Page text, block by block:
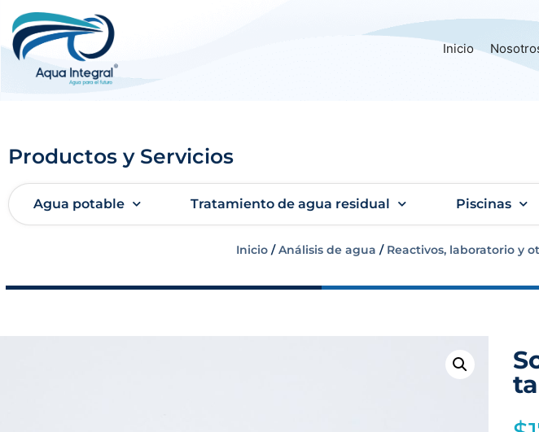
Inicio
Productos y Servicios
Agua potable Tratamiento de agua residual Piscinas
Inicio /Análisis de agua / Reactivos, laboratorio y